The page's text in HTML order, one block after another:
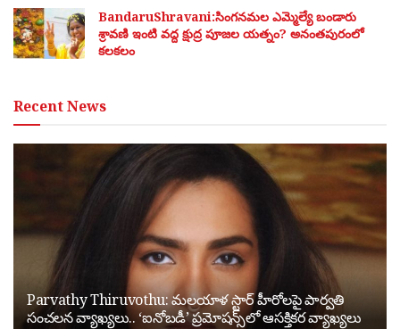
BandaruShravani:సింగనమల ఎమ్మెల్యే బండారు
శ్రావణి ఇంటి వద్ద క్షుద్ర పూజల యత్నం? అనంతపురంలో
కలకలం
Recent News
Parvathy Thiruvothu: మలయాళ స్టార్ హీరోలపై పార్వతి
సంచలన వ్యాఖ్యలు.. ‘ఐనోబడీ’ ప్రమోషన్స్‌లో ఆసక్తికర వ్యాఖ్యలు